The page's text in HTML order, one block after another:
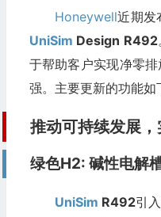
Honeywell近期发
UniSim Design R492
于帮助客户实现净零
强。主要更新的功能如
推动可持续发展
绿色H2: 碱性电解
UniSim R492引